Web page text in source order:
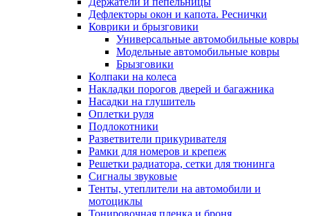
Дефлекторы окон и капота. Реснички
Коврики и брызговики
Универсальные автомобильные ковры
Модельные автомобильные ковры
Брызговики
Колпаки на колеса
Накладки порогов дверей и багажника
Насадки на глушитель
Оплетки руля
Подлокотники
Разветвители прикуривателя
Рамки для номеров и крепеж
Решетки радиатора, сетки для тюнинга
Сигналы звуковые
Тенты, утеплители на автомобили и
мотоциклы
Тонировочная пленка и броня